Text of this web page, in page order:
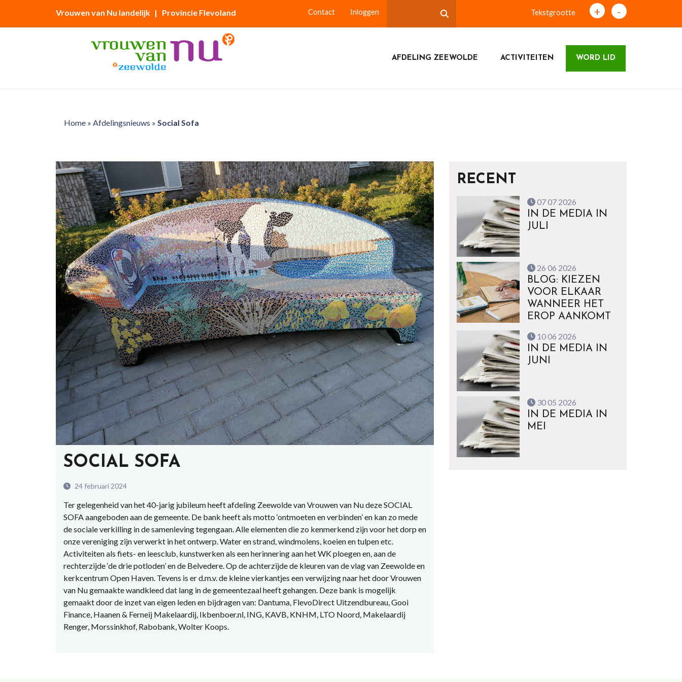
Vrouwen van Nu landelijk | Provincie Flevoland Contact Inloggen Tekstgrootte + -
AFDELING ZEEWOLDE ACTIVITEITEN WORD LID
Home» Afdelingsnieuws » Social Sofa
SOCIAL SOFA
24 februari 2024
Ter gelegenheid van het 40-jarig jubileum heeft afdeling Zeewolde van Vrouwen van Nu deze SOCIAL
SOFA aangeboden aan de gemeente. De bank heeft als motto ‘ontmoeten en verbinden’ en kan zo mede
de sociale verkilling in de samenleving tegengaan. Alle elementen die zo kenmerkend zijn voor het dorp en
onze vereniging zijn verwerkt in het ontwerp. Water en strand, windmolens, koeien en tulpen etc.
Activiteiten als fiets- en leesclub, kunstwerken als een herinnering aan het WK ploegen en, aan de
rechterzijde ‘de drie potloden’ en de Belvedere. Op de achterzijde de kleuren van de vlag van Zeewolde en
kerkcentrum Open Haven. Tevens is er d.m.v. de kleine vierkantjes een verwijzing naar het door Vrouwen
van Nu gemaakte wandkleed dat lang in de gemeentezaal heeft gehangen. Deze bank is mogelijk
gemaakt door de inzet van eigen leden en bijdragen van: Dantuma, FlevoDirect Uitzendbureau, Gooi
Finance, Haanen & Ferneij Makelaardij, Ikbenboer.nl, ING, KAVB, KNHM, LTO Noord, Makelaardij
Renger, Morssinkhof, Rabobank, Wolter Koops.
RECENT
07 07 2026
IN DE MEDIA IN
JULI
26 06 2026
BLOG: KIEZEN
VOOR ELKAAR
WANNEER HET
EROP AANKOMT
10 06 2026
IN DE MEDIA IN
JUNI
30 05 2026
IN DE MEDIA IN
MEI